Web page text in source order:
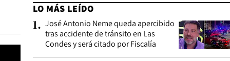
LO MÁS LEÍDO
1. José Antonio Neme queda apercibido
tras accidente de tránsito en Las
Condes y será citado por Fiscalía